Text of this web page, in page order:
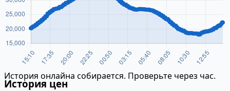
История онлайна собирается. Проверьте через час.
История цен